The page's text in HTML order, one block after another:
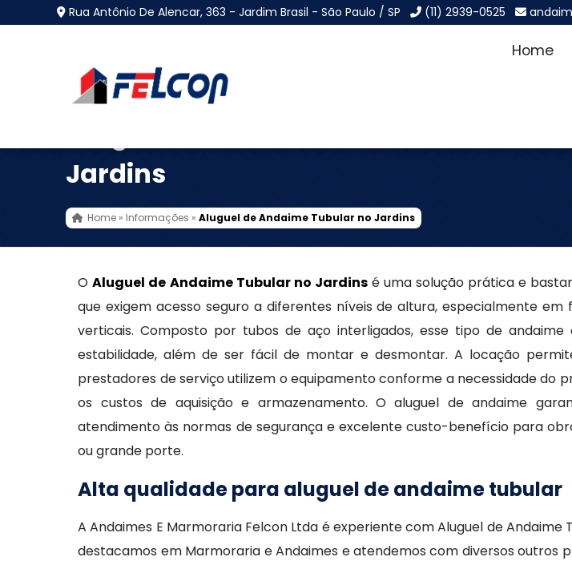
Rua Antônio De Alencar, 363 - Jardim Brasil - São Paulo / SP (11) 2939-0525
Home
Jardins
Home » Informações »Aluguel de Andaime Tubular no Jardins
OAluguel de Andaime Tubular no Jardinsé uma solução prática e
que exigem acesso seguro a diferentes níveis de altura, especialmente em
verticais. Composto por tubos de aço interligados, esse tipo de andaime
estabilidade, além de ser fácil de montar e desmontar. A locação
prestadores de serviço utilizem o equipamento conforme a necessidade do
os custos de aquisição e armazenamento. O aluguel de andaime
atendimento às normas de segurança e excelente custo-benefício para
ou grande porte.
Alta qualidade para aluguel de andaime tubular
A Andaimes E Marmoraria Felcon Ltda é experiente com Aluguel de Andaime
destacamos em Marmoraria e Andaimes e atendemos com diversos outros